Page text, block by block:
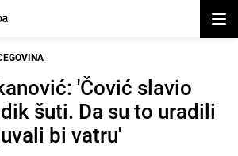
'Čović slavio
šuti. Da su to uradili
bi vatru'